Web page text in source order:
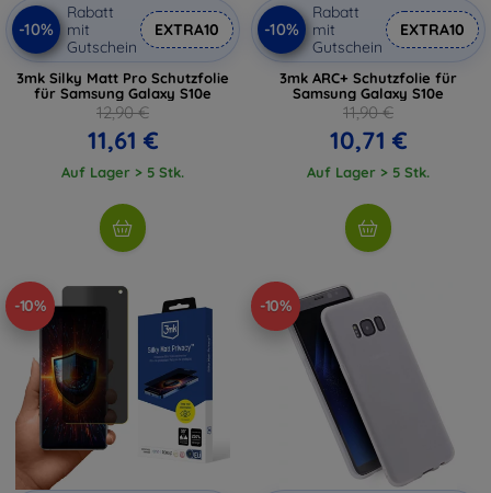
-10%
Rabatt
mit
Gutschein
EXTRA10
3mk Silky Matt Pro Schutzfolie
für Samsung Galaxy S10e
12,90 €
11,61 €
Auf Lager > 5 Stk.
-10%
Rabatt
mit
Gutschein
EXTRA10
3mk ARC+ Schutzfolie für
Samsung Galaxy S10e
11,90 €
10,71 €
Auf Lager > 5 Stk.
-10% -10%